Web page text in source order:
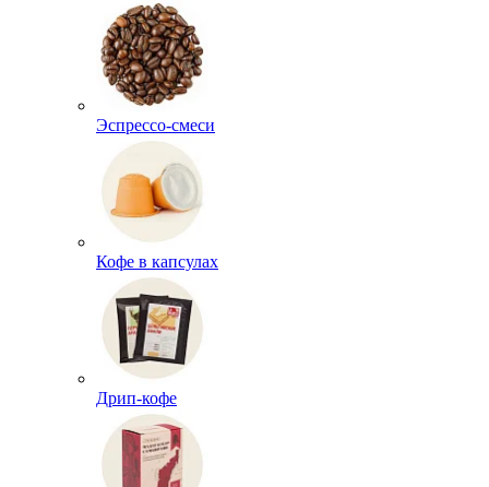
Эспрессо-смеси
Кофе в капсулах
Дрип-кофе